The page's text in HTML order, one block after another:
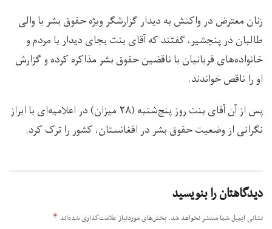
زنان معترض در واکنش به دیدار گزارشگر ویژه حقوق بشر با والی
طالبان در پنجشیر، گفتند که آقای بنت بجای دیدار با مردم و
خانواده‌های قربانیان با ناقضین حقوق بشر مذاکره کرده و گزارش
او را ناقص خواندند.
پس از آن آقای بنت روز پنج‌شنبه (۲۸ میزان) در اعلامیه‌ای با ابراز
نگرانی از وضعیت حقوق بشر در افغانستان، کشور را ترک کرد.
دیدگاهتان را بنویسید
نشانی ایمیل شما منتشر نخواهد شد. بخش‌های موردنیاز علامت‌گذاری شده‌اند *